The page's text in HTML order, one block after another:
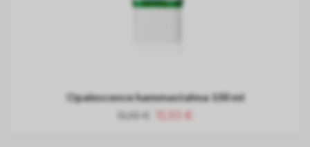
Opalescence hammastahna 100 ml
15,93 € 15,93 €